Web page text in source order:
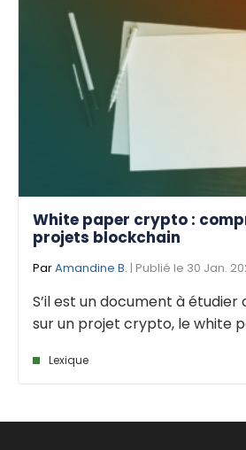
White paper crypto :
projets blockchain
ParAmandine B. | Publié le 30 Jan.
S’il est un document à étudier
sur un projet crypto, le white
Lexique